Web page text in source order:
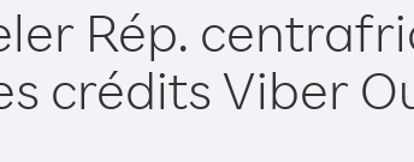
Rép.
crédits Viber